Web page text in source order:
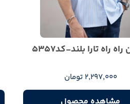
راه تارا بلند-کد5357
2,297,000 تومان